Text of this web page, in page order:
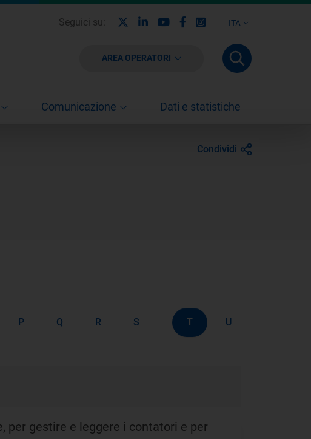
ITA
Seguici su: LinkedinYoutubeFacebook
Instagram
AREA OPERATORI
Comunicazione Dati e statistiche
Condividi
P Q R S T U
per gestire e leggere i contatori e per